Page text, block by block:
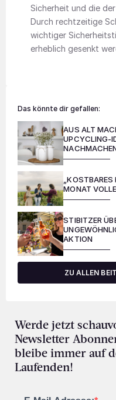
Sicherheit und die
Durch rechtzeitige
wichtiger
erheblich gesenkt
Das könnte dir gefallen:
AUS ALT
UPCYCLING-
MONAT
STIBITZER
AKTION
ZU ALLEN
Werde jetzt
Newsletter
bleibe immer auf
Laufenden!